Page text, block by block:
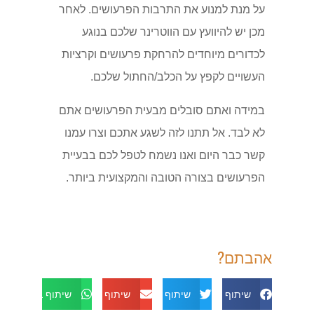
על מנת למנוע את התרבות הפרעושים. לאחר
מכן יש להיוועץ עם הווטרינר שלכם בנוגע
לכדורים מיוחדים להרחקת פרעושים וקרציות
העשויים לקפץ על הכלב/החתול שלכם.
במידה ואתם סובלים מבעית הפרעושים אתם
לא לבד. אל תתנו לזה לשגע אתכם וצרו עמנו
קשר כבר היום ואנו נשמח לטפל לכם בבעיית
הפרעושים בצורה הטובה והמקצועית ביותר.
אהבתם?
שיתוף בפייסבוקשיתוף בטוויטרשיתוף באימיילשיתוף בוואטסאפ